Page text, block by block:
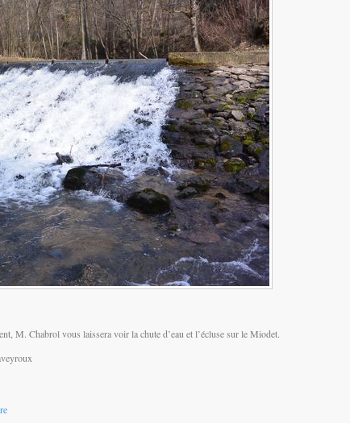
M. Chabrol vous laissera voir la chute d’eau et l’écluse sur le Miodet.